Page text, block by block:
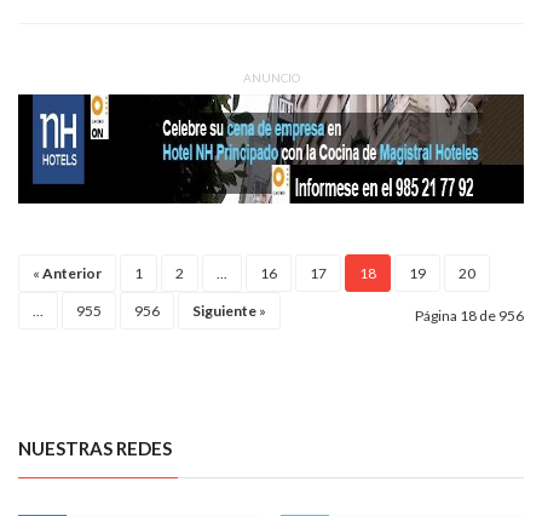
ANUNCIO
« Anterior 1 2 16 17 18 19 20
955 956 Siguiente » Página 18 de 956
NUESTRAS REDES